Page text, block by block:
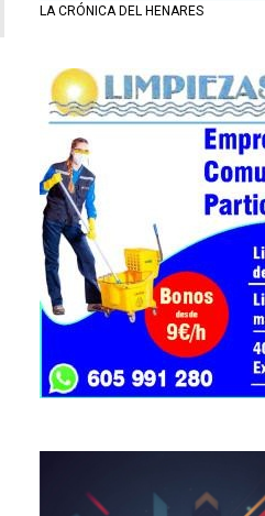
LA CRÓNICA DEL HENARES